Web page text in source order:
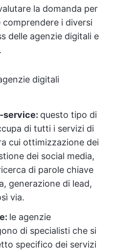
la domanda per
i diversi
delle agenzie digitali e
digitali
service: questo tipo di
di tutti i servizi di
cui ottimizzazione dei
dei social media,
di parole chiave
generazione di lead,
via.
le agenzie
di specialisti che si
specifico dei servizi